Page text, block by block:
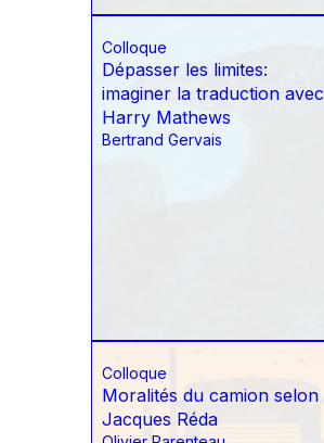
Colloque
Dépasser les limites:
imaginer la traduction avec
Harry Mathews
Bertrand Gervais
Colloque
Moralités du camion selon
Jacques Réda